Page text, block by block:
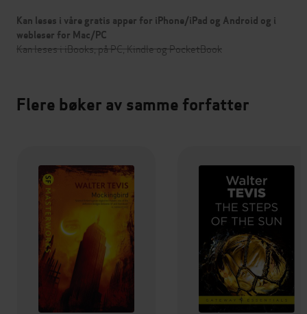
Kan leses i våre gratis apper for iPhone/iPad og Android og i
webleser for Mac/PC
Kan leses i iBooks, på PC, Kindle og PocketBook
Flere bøker av samme forfatter